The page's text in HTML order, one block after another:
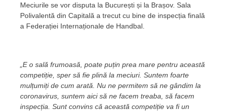
Meciurile se vor disputa la București și la Brașov. Sala
Polivalentă din Capitală a trecut cu bine de inspecția finală
a Federației Internaționale de Handbal.
„E o sală frumoasă, poate puțin prea mare pentru această
competiție, sper să fie plină la meciuri. Suntem foarte
mulțumiți de cum arată. Nu ne permitem să ne gândim la
coronavirus, suntem aici să ne facem treaba, să facem
inspecția. Sunt convins că această competiție va fi un